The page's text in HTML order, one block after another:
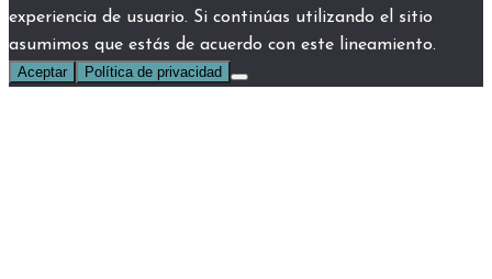
experiencia de usuario. Si continúas utilizando el sitio
asumimos que estás de acuerdo con este lineamiento.
Aceptar Política de privacidad